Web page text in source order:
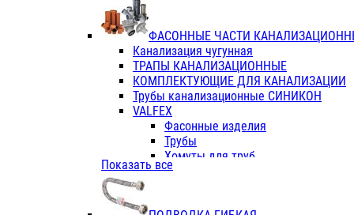
Фитинги с металл. серые
Фитинги ПП (серые)
Фитинги ПП белые
Краны
Фитинги ПП (белые)
Фитинги ПП с металлом белые
ПК КОНТУР
Краны полипропиленовые
Трубы полипропиленивые
TK
VALFEX
ФАСОННЫЕ ЧАСТИ
Канализация чугунная
ТРАПЫ КАНАЛИЗАЦИОННЫЕ
КОМПЛЕКТУЮЩИЕ ДЛЯ КАНАЛИЗАЦИИ
Трубы канализационные СИНИКОН
VALFEX
Фасонные изделия
Трубы
Хомуты для труб
ПВХ (стройполимер)
Показать все